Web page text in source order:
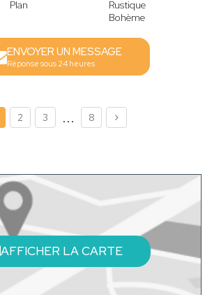
Rustique
Bohème
Plan
ENVOYER UN MESSAGE
Réponse sous 24 heures
2 3 ... 8
AFFICHER LA CARTE